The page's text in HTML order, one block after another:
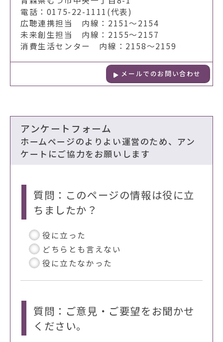
電話：0175-22-1111(代表)
広聴連携担当 内線：2151～2154
未来創生担当 内線：2155～2157
消費生活センター 内線：2158～2159
メールでのお問い合わせ
アンケートフォーム
ホームページのよりよい運営のため、アン
ケートにご協力をお願いします
質問：このページの情報は役に立
ちましたか？
役に立った
どちらとも言えない
役に立たなかった
質問：ご意見・ご要望をお聞かせ
ください。